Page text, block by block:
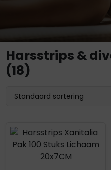
Harsstrips &
(18)
Product openen